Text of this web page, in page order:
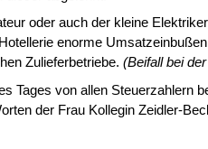
oder auch der kleine
enorme
Zulieferbetriebe. (Beifall bei
Tages von allen
der Frau Kollegin Zeidler-